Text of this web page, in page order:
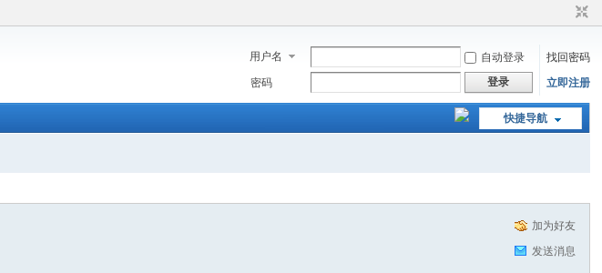
用户名 自动登录
找回密码
密码
登录 立即注册
快捷导航
加为好友
发送消息